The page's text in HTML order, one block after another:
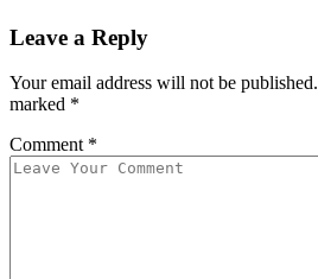
Leave a Reply
Your email address will not be published.
marked *
Comment *